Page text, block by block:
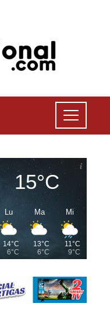
15°C
Lu
14°C
6°C
Ma
13°C
6°C
Mi
11°C
9°C